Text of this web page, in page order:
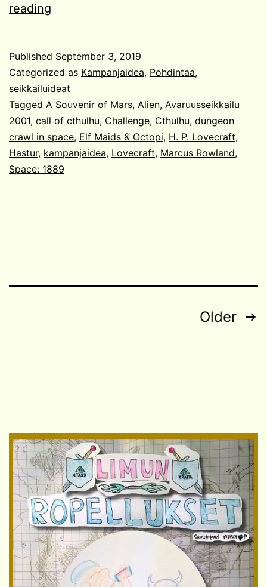
reading
Published September 3, 2019
Categorized as Kampanjaidea, Pohdintaa,
seikkailuideat
Tagged A Souvenir of Mars, Alien, Avaruusseikkailu
2001, call of cthulhu, Challenge, Cthulhu, dungeon
crawl in space, Elf Maids & Octopi, H. P. Lovecraft,
Hastur, kampanjaidea, Lovecraft, Marcus Rowland,
Space: 1889
Older